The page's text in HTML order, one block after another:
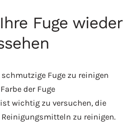
Fuge wieder
Fuge zu reinigen
der Fuge
wichtig zu versuchen, die
zu reinigen.